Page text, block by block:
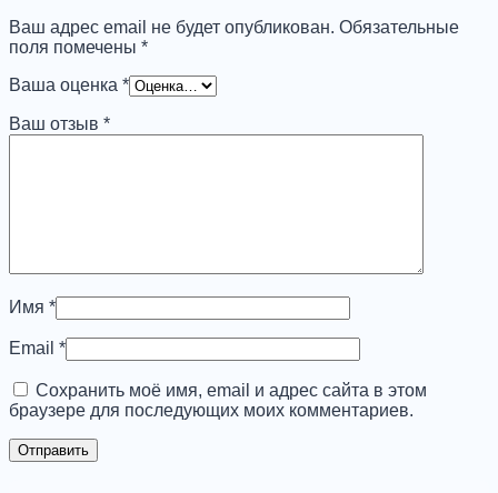
Ваш адрес email не будет опубликован. Обязательные
поля помечены *
Ваша оценка *
Ваш отзыв *
Имя *
Email *
Сохранить моё имя, email и адрес сайта в этом
браузере для последующих моих комментариев.